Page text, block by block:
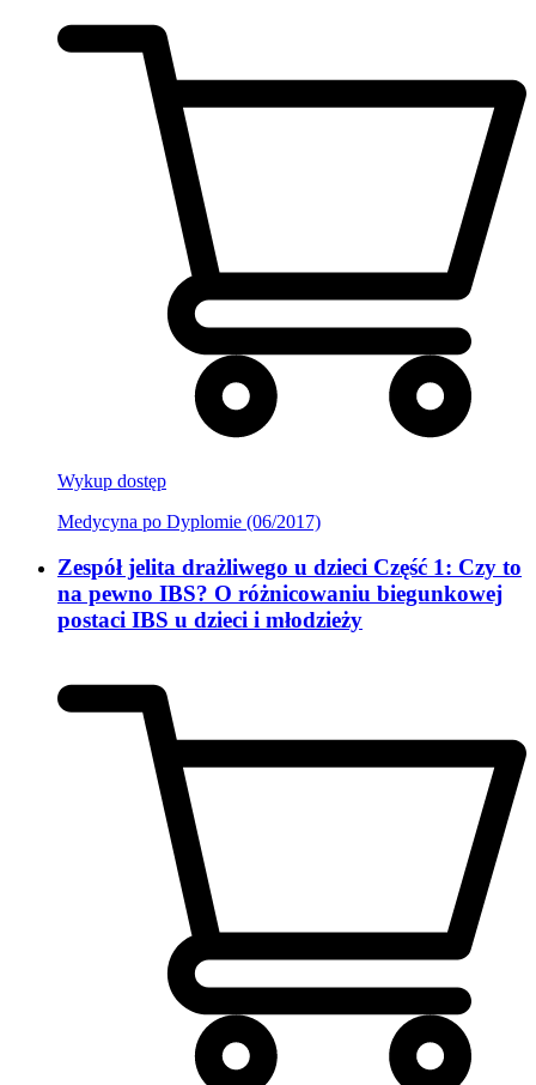
Wykup dostęp
Medycyna po Dyplomie (06/2017)
Zespół jelita drażliwego u dzieci Część 1: Czy to
na pewno IBS? O różnicowaniu biegunkowej
postaci IBS u dzieci i młodzieży